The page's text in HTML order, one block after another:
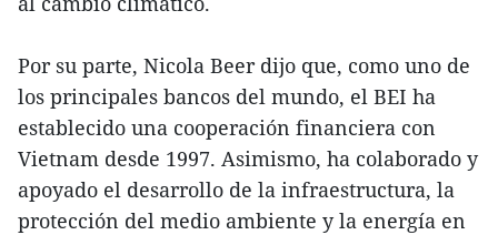
Por su parte, Nicola Beer dijo que, como uno de
los principales bancos del mundo, el BEI ha
establecido una cooperación financiera con
Vietnam desde 1997. Asimismo, ha colaborado y
apoyado el desarrollo de la infraestructura, la
protección del medio ambiente y la energía en